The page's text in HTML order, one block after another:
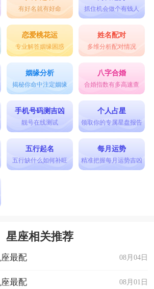
座有时候是太过执着，太过较
人，不管这个人是否合适或者对
座总是会固执的想要追求，想要去
的向往是很执着的，他们期待
。对于缺乏安全感的双鱼座来说，
双鱼座带来心灵上的打击，让双
所措。
，双鱼座不可能很快就会满血
段感情他们也是投入很深的情感才
，转载需注明出处
有好名就有好命 抓住机会做个有钱人
恋爱桃花运
专业解答姻缘困惑
姓名配对
多维分析配对情况
姻缘分析
揭秘你命中注定姻缘
八字合婚
合婚指数有多高速查
手机号码测吉凶
靓号在线测试
个人占星
领取你的专属星盘报告
五行起名
五行缺什么如何补旺
每月运势
精准把握每月运势吉凶
星座相关推荐
08月04日
最配
08月01日
最配